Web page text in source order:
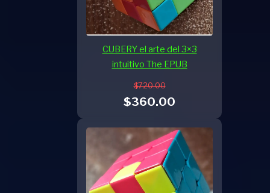
CUBERY el arte del 3×3
intuitivo The EPUB
$720.00
$360.00